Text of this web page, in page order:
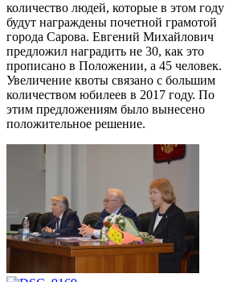
количество людей, которые в этом году
будут награждены почетной грамотой
города Сарова. Евгений Михайлович
предложил наградить не 30, как это
прописано в Положении, а 45 человек.
Увеличение квоты связано с большим
количеством юбилеев в 2017 году. По
этим предложениям было вынесено
положительное решение.